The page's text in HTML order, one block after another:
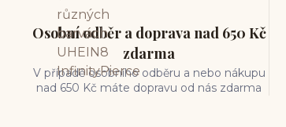
Osobní odběr a doprava nad 650 Kč
zdarma
V případě osobního odběru a nebo nákupu
nad 650 Kč máte dopravu od nás zdarma